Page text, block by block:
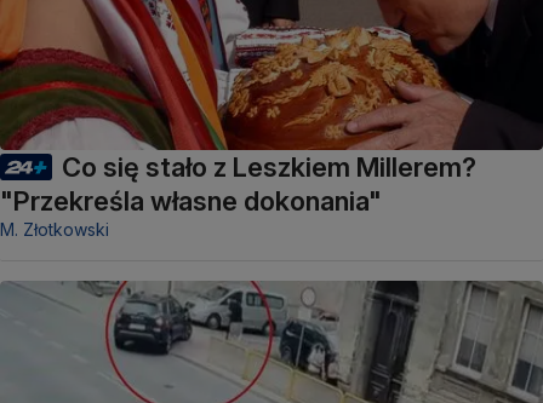
Co się stało z Leszkiem Millerem?
"Przekreśla własne dokonania"
M. Złotkowski